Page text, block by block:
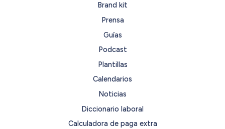
Brand kit
Prensa
Guías
Podcast
Plantillas
Calendarios
Noticias
Diccionario laboral
Calculadora de paga extra